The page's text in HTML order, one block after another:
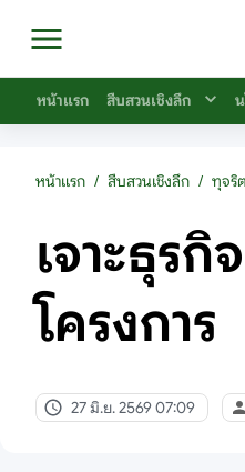
หน้าแรก สืบสวนเชิงลึก
หน้าแรก / สืบสวนเชิงลึก / ทุจริ
เจาะธุร
โครงการ
27 มิ.ย. 2569 07:09